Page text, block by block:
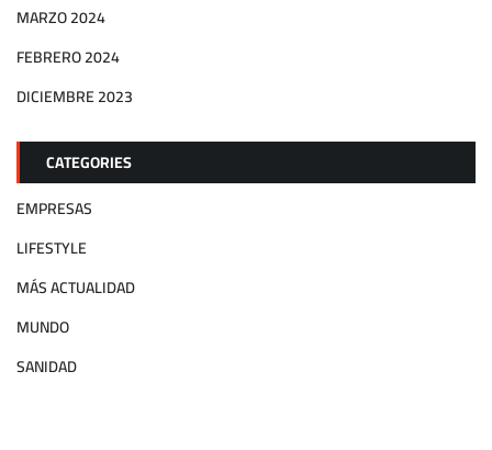
MARZO 2024
FEBRERO 2024
DICIEMBRE 2023
CATEGORIES
EMPRESAS
LIFESTYLE
MÁS ACTUALIDAD
MUNDO
SANIDAD